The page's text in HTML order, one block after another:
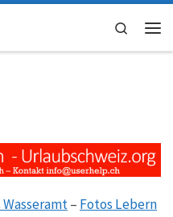
Search
Wasseramt– Fotos Lebern